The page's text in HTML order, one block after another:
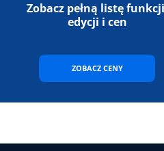
Zobacz pełną listę
edycji i cen
ZOBACZ CENY